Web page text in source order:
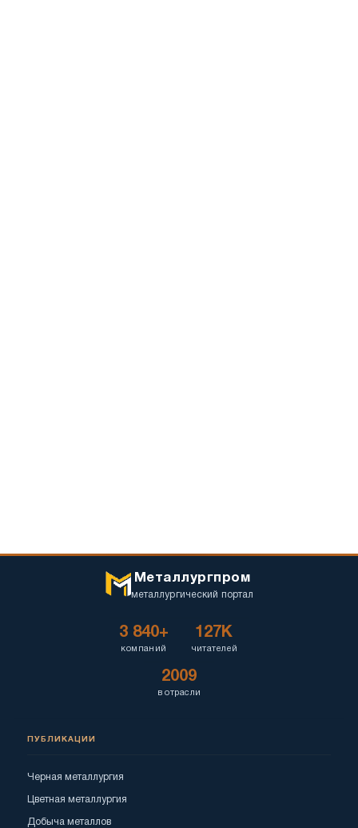
Металлургпром
металлургический портал
3 840+
компаний
127K
читателей
2009
в отрасли
ПУБЛИКАЦИИ
Черная металлургия
Цветная металлургия
Добыча металлов